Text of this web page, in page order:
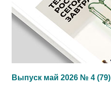
Выпуск май 2026 № 4 (79)